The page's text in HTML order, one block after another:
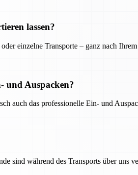
lassen?
einzelne Transporte – ganz nach
und Auspacken?
auch das professionelle Ein- und
sind während des Transports über uns